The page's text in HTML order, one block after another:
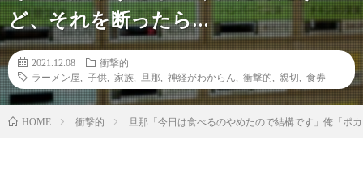
ど、それを断ったら…
2021.12.08
衝撃的
ラーメン屋
子供 家族 旦那 神経がわからん 衝撃的 親切 食券
HOME 衝撃的 旦那「今日は食べるのやめたので結構です」俺「ポ